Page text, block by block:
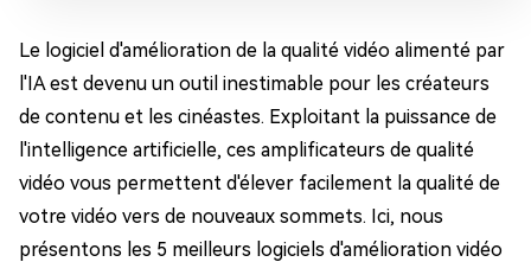
Le logiciel d'amélioration de la qualité vidéo alimenté par
l'IA est devenu un outil inestimable pour les créateurs
de contenu et les cinéastes. Exploitant la puissance de
l'intelligence artificielle, ces amplificateurs de qualité
vidéo vous permettent d'élever facilement la qualité de
votre vidéo vers de nouveaux sommets. Ici, nous
présentons les 5 meilleurs logiciels d'amélioration vidéo